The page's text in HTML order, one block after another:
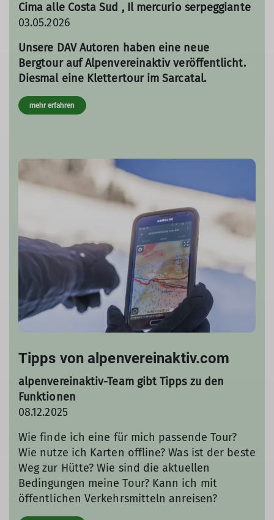
Cima alle Costa Sud , Il mercurio serpeggiante
03.05.2026
Unsere DAV Autoren haben eine neue
Bergtour auf Alpenvereinaktiv veröffentlicht.
Diesmal eine Klettertour im Sarcatal.
mehr erfahren
Tipps von alpenvereinaktiv.com
alpenvereinaktiv-Team gibt Tipps zu den
Funktionen
08.12.2025
Wie finde ich eine für mich passende Tour?
Wie nutze ich Karten offline? Was ist der beste
Weg zur Hütte? Wie sind die aktuellen
Bedingungen meine Tour? Kann ich mit
öffentlichen Verkehrsmitteln anreisen?